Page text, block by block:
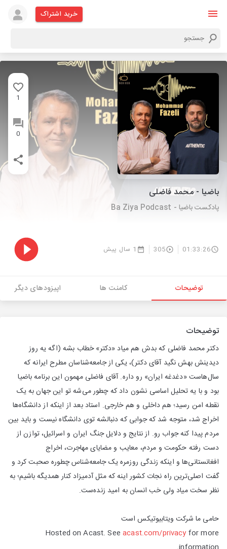
خرید اشتراک
1
0
باضیا - محمد فاضلی
پادکست باضیا - Ba Ziya Podcast
01:33:26
305 1 سال پیش
توضیحات کامنت ها اپیزودهای دیگر
توضیحات
دکتر محمد فاضلی که بدش هم میاد «دکتر» خطاب بشه (اگه یه روز
دیدینش بهش نگید آقای دکتر)، یکی از جامعه‌شناسان مطرح ایرانه که
سال‌هاست «دغدغه ایران» رو داره. آقای فاضلی مهمون این برنامه باضیا
بود و با یه تحلیل اساسی نشون داد که چطور می‌شه تو این جهان به یک
نقطه امن رسید؛ هم داخلی و هم خارجی. استاد بعد از اینکه از دانشگاه‌ها
اخراج شد، متوجه شد که جوابی که دنبالشه توی دانشگاه نیست و باید بین
مردم پیدا کنه جواب رو. از نتایج و دلایل جنگ ایران و اسرائیل، توازن از
دست رفته حکومت و مردم، معایب و مضایای مهاجرت، اخراج
افغانستانی‌ها و اینکه زندگی روزمره یک جامعه‌شناس چطوره صحبت کرد و
گفت اصلی‌ترین راه نجات کشور اینه که مثل آدمیزاد کنار همدیگه باشیم؛ به
نظر سخت میاد ولی خب انسان به امید زنده‌ست.
حامی ما شرکت ویتابیوتیکس است
Hosted on Acast. Seeacast.com/privacy for more